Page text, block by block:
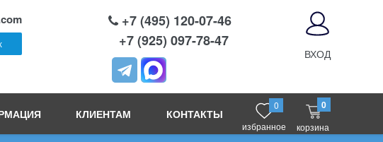
+7 (495) 120-07-46
+7 (925) 097-78-47
ВХОД
КЛИЕНТАМ КОНТАКТЫ
0
избранное
0
корзина